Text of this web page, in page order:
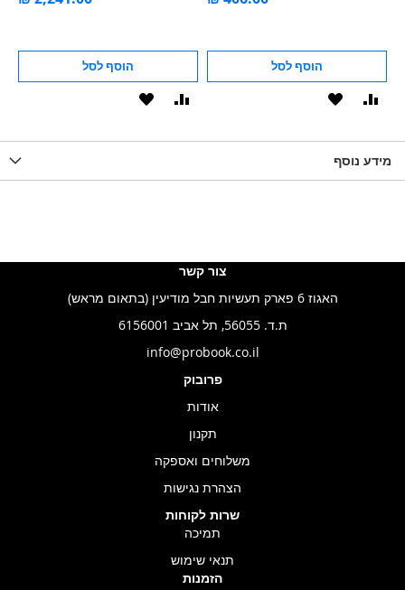
הוסף לסל
הוסף
הוסף לסל
הוסף
מידע נוסף
צור קשר
האגוז 6 פארק תעשיות חבל מודיעין (בתאום מראש)
ת.ד. 56055, תל אביב 6156001
info@probook.co.il
פרובוק
אודות
תקנון
משלוחים ואספקה
הצהרת נגישות
שרות לקוחות
תמיכה
תנאי שימוש
הזמנות